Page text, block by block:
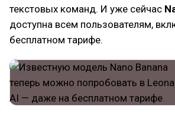
текстовых команд. И уже сейчас
доступна всем пользователям,
бесплатном тарифе.